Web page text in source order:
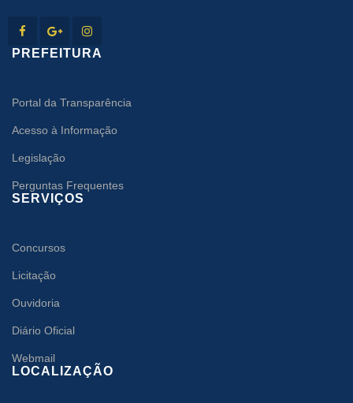
PREFEITURA
Portal da Transparência
Acesso à Informação
Legislação
Perguntas Frequentes
SERVIÇOS
Concursos
Licitação
Ouvidoria
Diário Oficial
Webmail
LOCALIZAÇÃO